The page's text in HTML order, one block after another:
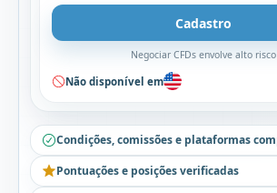
Cadastro
Negociar CFDs envolve alto risco
Não disponível em
Condições, comissões e plataformas
Pontuações e posições verificadas